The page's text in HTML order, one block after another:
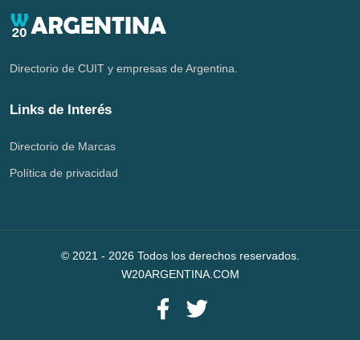
Directorio de CUIT y empresas de Argentina.
Links de Interés
Directorio de Marcas
Política de privacidad
© 2021 - 2026 Todos los derechos reservados.
W20ARGENTINA.COM